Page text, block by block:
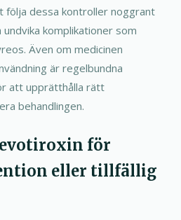
dessa kontroller noggrant
komplikationer som
Även om medicinen
är regelbundna
att upprätthålla rätt
behandlingen.
för
eller tillfällig